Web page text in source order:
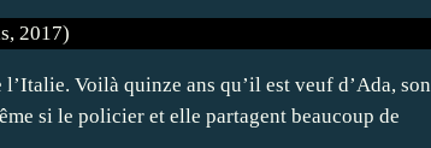
Voilà quinze ans qu’il est veuf d’Ada, son
si le policier et elle partagent beaucoup de